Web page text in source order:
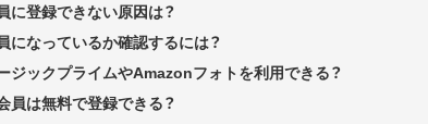
登録できない原因は？
なっているか確認するには？
ジックプライムやAmazonフォトを利用できる？
は無料で登録できる？